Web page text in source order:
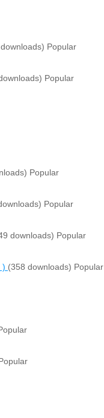
Popular
Popular
Popular
Popular
downloads) Popular
) (358 downloads) Popular